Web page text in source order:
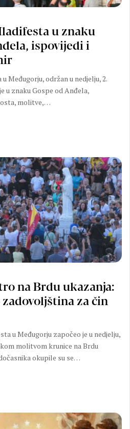
u znaku
ispovijedi i
Međugorju, održan u nedjelju, 2.
u znaku Gospe od Anđela,
molitve,…
na Brdu ukazanja:
za čin
u Međugorju započeo je u nedjelju,
molitvom krunice na Brdu
okupile su se…